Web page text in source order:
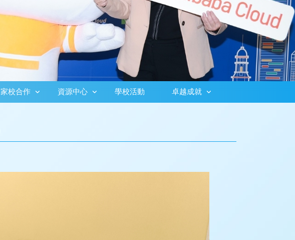
家校合作 資源中心 學校活動 卓越成就